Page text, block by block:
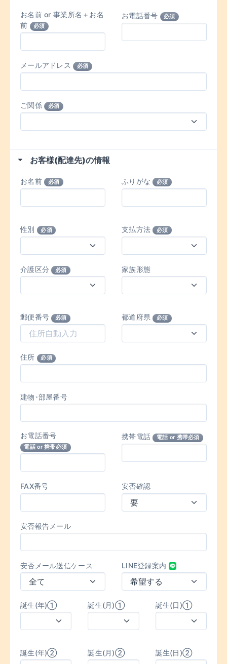
お名前 or 事業所名＋お名
前
必須
お電話番号 必須
メールアドレス 必須
ご関係 必須
お客様(配達先)の情報
お名前 必須 ふりがな 必須
性別 必須 支払方法 必須
介護区分 必須 家族形態
郵便番号 必須 都道府県 必須
住所 必須
建物･部屋番号
お電話番号
電話 or 携帯必須
携帯電話 電話 or 携帯必須
FAX番号 安否確認
安否報告メール
安否メール送信ケース LINE登録案内
誕生(年)① 誕生(月)① 誕生(日)①
誕生(年)② 誕生(月)② 誕生(日)②